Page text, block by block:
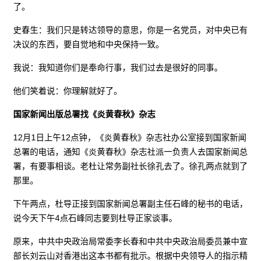
了。
史春生：我们只是转达领导的意思，你是一名党员，对中央已有
决议的东西，要自觉地和中央保持一致。
我说：我知道你们是奉命行事，我们过去是很好的同事。
他们笑着说：你理解就好了。
国家新闻出版总署找《炎黄春秋》杂志
12月1日上午12点钟，《炎黄春秋》杂志社办公室接到国家新闻
总署的电话，通知《炎黄春秋》杂志社派一负责人去国家新闻总
署，有要事相谈。老杜让常务副社长徐孔去了。徐孔两点就到了
那里。
下午两点，杜导正接到国家新闻总署副主任石峰的秘书的电话，
说今天下午4点石峰同志要到杜导正家谈事。
原来，中共中央政治局常委李长春和中共中央政治局委员兼中宣
部长刘云山对香港出这本书都有批示。根据中央领导人的指示精